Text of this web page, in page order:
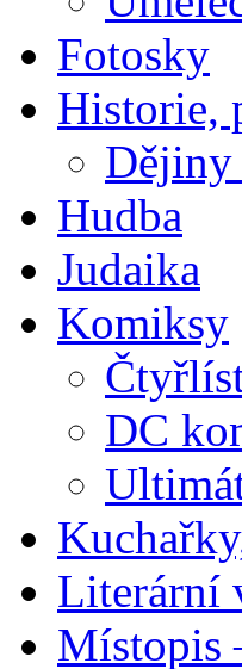
Fotosky
Historie,
Dějiny
Hudba
Judaika
Komiksy
DC
Literární
Místopis